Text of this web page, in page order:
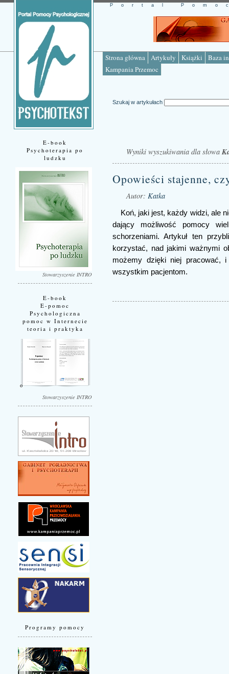
Strona główna Artykuły Książki
Baza
Kampania Przemoc
Portal
E-book
Psychoterapia po
ludzku
Stowarzyszenie INTRO
E-book
E-pomoc
Psychologiczna
pomoc w Internecie
teoria i praktyka
Stowarzyszenie INTRO
Programy pomocy
Szukaj w artykułach
Wyniki wyszukiwania dla słowa
Opowieści stajenne,
Autor: Katka
Koń, jaki jest, każdy widzi, ale
dający możliwość pomocy
schorzeniami. Artykuł ten
korzystać, nad jakimi ważnymi
możemy dzięki niej pracować,
wszystkim pacjentom.